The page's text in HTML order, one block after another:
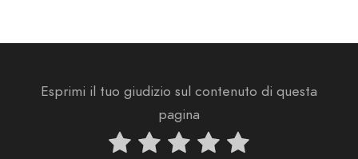
Esprimi il tuo giudizio sul contenuto di questa
pagina